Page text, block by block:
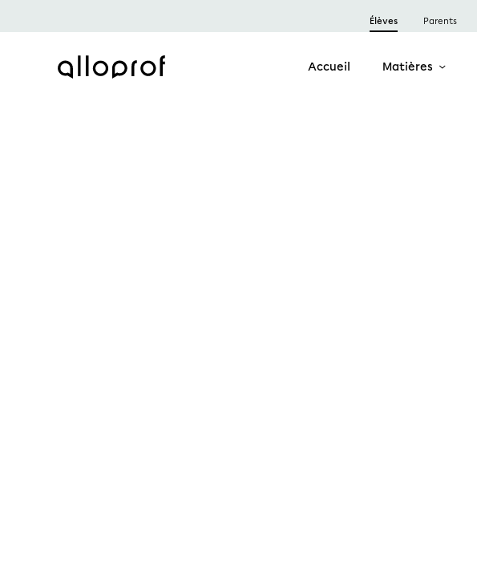
Élèves Parents
Accueil Matières